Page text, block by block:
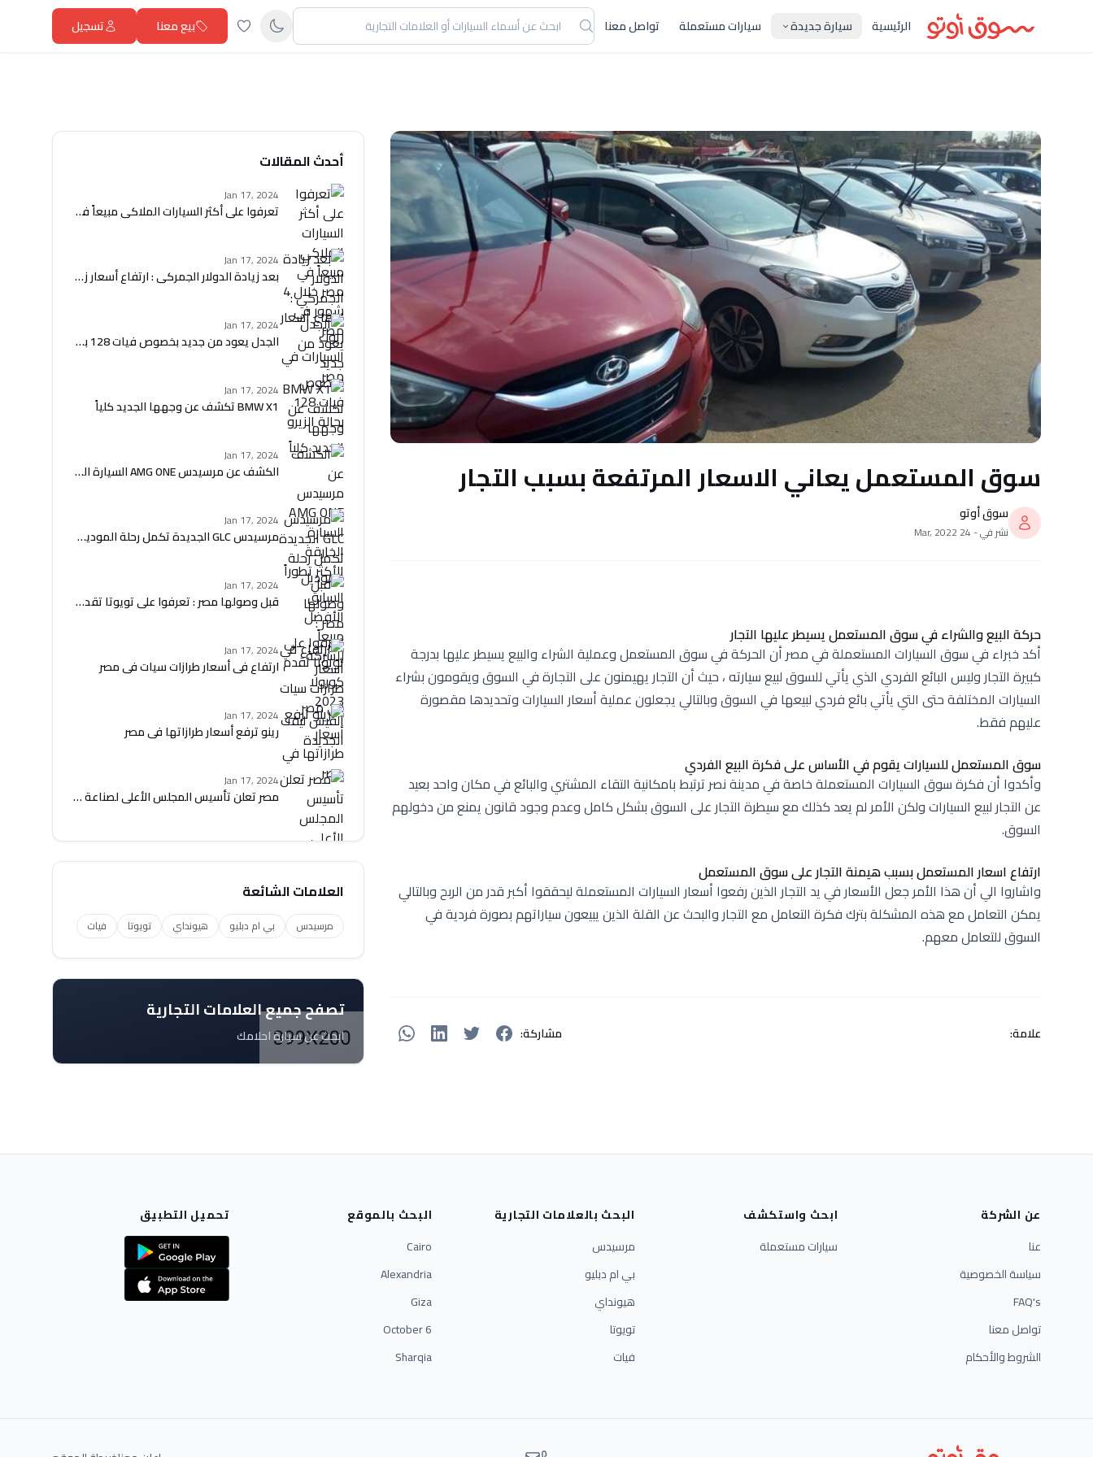
الرئيسية سيارة جديدة سيارات مستعملة تواصل معنا بيع معنا تسجيل
سوق المستعمل يعاني الاسعار المرتفعة بسبب التجار
سوق أوتو
نشر في - 24 Mar, 2022
حركة البيع والشراء في سوق المستعمل يسيطر عليها التجار
أكد خبراء في سوق السيارات المستعملة في مصر أن الحركة في سوق المستعمل وعملية الشراء والبيع يسيطر عليها بدرجة
كبيرة التجار وليس البائع الفردي الذي يأتي للسوق لبيع سيارته ، حيث أن التجار يهيمنون على التجارة في السوق ويقومون بشراء
السيارات المختلفة حتى التي يأتي بائع فردي لبيعها في السوق وبالتالي يجعلون عملية أسعار السيارات وتحديدها مقصورة
عليهم فقط.
سوق المستعمل للسيارات يقوم في الأساس على فكرة البيع الفردي
وأكدوا أن فكرة سوق السيارات المستعملة خاصة في مدينة نصر ترتبط بامكانية التقاء المشتري والبائع في مكان واحد بعيد
عن التجار لبيع السيارات ولكن الأمر لم يعد كذلك مع سيطرة التجار على السوق بشكل كامل وعدم وجود قانون يمنع من دخولهم
السوق.
ارتفاع اسعار المستعمل بسبب هيمنة التجار على سوق المستعمل
واشاروا الي أن هذا الأمر جعل الأسعار في يد التجار الذين رفعوا أسعار السيارات المستعملة ليحققوا أكبر قدر من الربح وبالتالي
يمكن التعامل مع هذه المشكلة بترك فكرة التعامل مع التجار والبحث عن القلة الذين يبيعون سياراتهم بصورة فردية في
السوق للتعامل معهم.
علامة: مشاركة:
أحدث المقالات
Jan 17, 2024
تعرفوا على أكثر السيارات الملاكي مبيعاً في مصر خلال 4 شهور في مصر
Jan 17, 2024
بعد زيادة الدولار الجمركي : ارتفاع أسعار زيوت السيارات في مصر
Jan 17, 2024
الجدل يعود من جديد بخصوص فيات 128 بحالة الزيرو
Jan 17, 2024
BMW X1 تكشف عن وجهها الجديد كلياً
Jan 17, 2024
الكشف عن مرسيدس AMG ONE السيارة الخارقة الأكثر تطوراً
Jan 17, 2024
مرسيدس GLC الجديدة تكمل رحلة الموديل السابق الأفضل مبيعاً للشركة
Jan 17, 2024
قبل وصولها مصر : تعرفوا على تويوتا تقدم كورولا 2023 الفيس ليفت الجديدة
Jan 17, 2024
ارتفاع في أسعار طرازات سيات في مصر
Jan 17, 2024
رينو ترفع أسعار طرازاتها في مصر
Jan 17, 2024
مصر تعلن تأسيس المجلس الأعلى لصناعة السيارات
العلامات الشائعة
مرسيدس بي ام دبليو هيونداي تويوتا فيات
تصفح جميع العلامات التجارية
ابحث عن سيارة احلامك
عن الشركة
عنا
سياسة الخصوصية
FAQ's
تواصل معنا
الشروط والأحكام
ابحث واستكشف
سيارات مستعملة
البحث بالعلامات التجارية
مرسيدس
بي ام دبليو
هيونداي
تويوتا
فيات
البحث بالموقع
Cairo
Alexandria
Giza
6 October
Sharqia
تحميل التطبيق